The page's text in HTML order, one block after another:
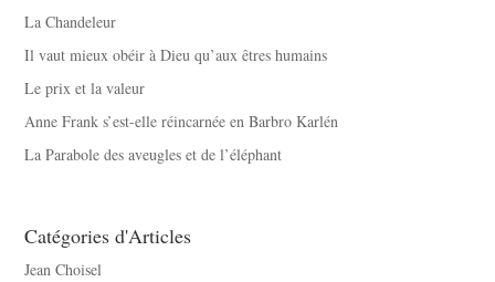
La Chandeleur
Il vaut mieux obéir à Dieu qu’aux êtres humains
Le prix et la valeur
Anne Frank s’est-elle réincarnée en Barbro Karlén
La Parabole des aveugles et de l’éléphant
Catégories d'Articles
Jean Choisel